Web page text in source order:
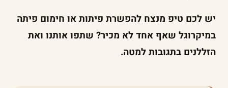
יש לכם טיפ מנצח להפשרת פיתות או חימום פיתה
במיקרוגל שאף אחד לא מכיר? שתפו אותנו ואת
הזללנים בתגובות למטה.